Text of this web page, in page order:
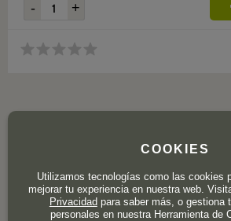
COOKIES
Utilizamos tecnologías como las cookies
mejorar tu experiencia en nuestra web.
Privacidadpara saber más, o gestiona
personales en nuestra Herramienta de